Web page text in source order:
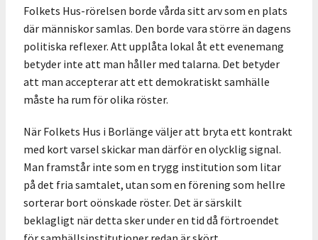
Folkets Hus-rörelsen borde vårda sitt arv som en plats
där människor samlas. Den borde vara större än dagens
politiska reflexer. Att upplåta lokal åt ett evenemang
betyder inte att man håller med talarna. Det betyder
att man accepterar att ett demokratiskt samhälle
måste ha rum för olika röster.
När Folkets Hus i Borlänge väljer att bryta ett kontrakt
med kort varsel skickar man därför en olycklig signal.
Man framstår inte som en trygg institution som litar
på det fria samtalet, utan som en förening som hellre
sorterar bort oönskade röster. Det är särskilt
beklagligt när detta sker under en tid då förtroendet